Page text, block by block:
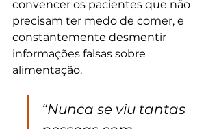
convencer os pacientes que não
precisam ter medo de comer, e
constantemente desmentir
informações falsas sobre
alimentação.
“Nunca se viu tantas